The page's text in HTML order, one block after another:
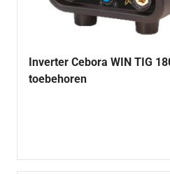
Inverter Cebora WIN TIG
toebehoren